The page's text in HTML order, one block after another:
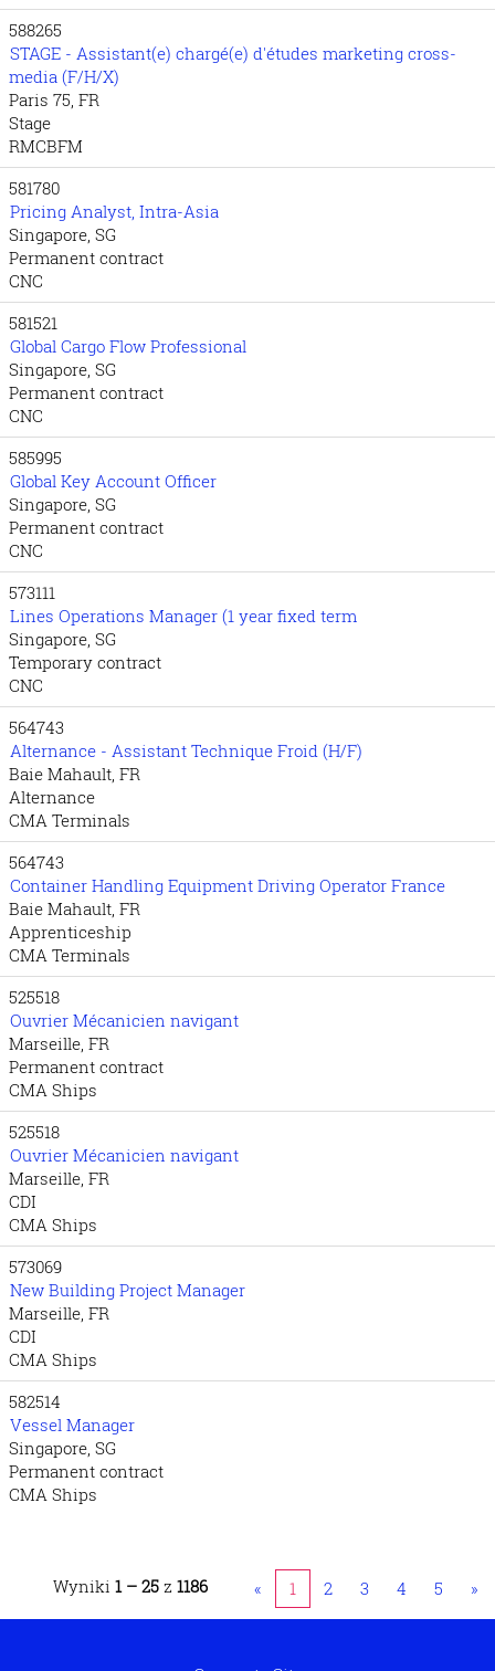
588265
STAGE - Assistant(e) chargé(e) d'études marketing cross-
media (F/H/X)
Paris 75, FR
Stage
RMCBFM
581780
Pricing Analyst, Intra-Asia
Singapore, SG
Permanent contract
CNC
581521
Global Cargo Flow Professional
Singapore, SG
Permanent contract
CNC
585995
Global Key Account Officer
Singapore, SG
Permanent contract
CNC
573111
Lines Operations Manager (1 year fixed term
Singapore, SG
Temporary contract
CNC
564743
Alternance - Assistant Technique Froid (H/F)
Baie Mahault, FR
Alternance
CMA Terminals
564743
Container Handling Equipment Driving Operator France
Baie Mahault, FR
Apprenticeship
CMA Terminals
525518
Ouvrier Mécanicien navigant
Marseille, FR
Permanent contract
CMA Ships
525518
Ouvrier Mécanicien navigant
Marseille, FR
CDI
CMA Ships
573069
New Building Project Manager
Marseille, FR
CDI
CMA Ships
582514
Vessel Manager
Singapore, SG
Permanent contract
CMA Ships
Wyniki 1 – 25 z 1186 « 1 2 3 4 5 »